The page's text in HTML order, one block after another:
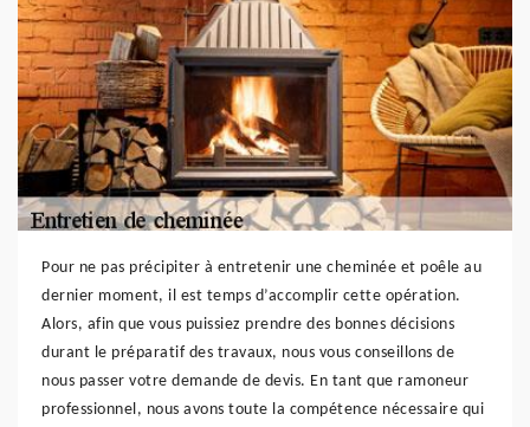
Pour ne pas précipiter à entretenir une cheminée et poêle au
dernier moment, il est temps d’accomplir cette opération.
Alors, afin que vous puissiez prendre des bonnes décisions
durant le préparatif des travaux, nous vous conseillons de
nous passer votre demande de devis. En tant que ramoneur
professionnel, nous avons toute la compétence nécessaire qui